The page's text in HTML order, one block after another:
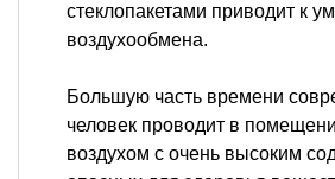
стеклопакетами приводит к
воздухообмена.
Большую часть времени
человек проводит в
воздухом с очень высоким